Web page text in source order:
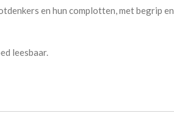
en hun complotten, met begrip en
leesbaar.